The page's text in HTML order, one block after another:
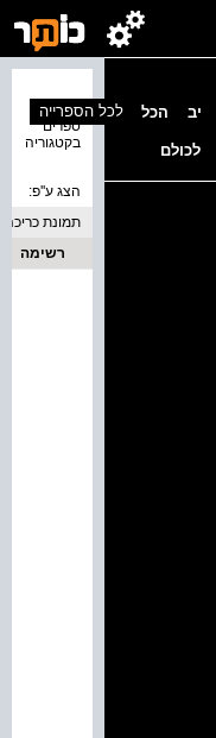
יב הכל
לכולם
ספרים
בקטגוריה
לכל הספרייה
הצג ע''פ:
תמונת כריכה
רשימה